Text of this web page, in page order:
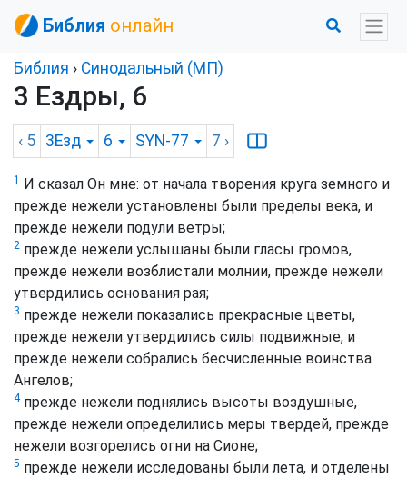
Библия онлайн
Библия › Синодальный (МП)
3 Ездры, 6
‹ 5 3Езд 6 SYN-77 7 ›
1
И сказал Он мне: от начала творения круга земного и
прежде нежели установлены были пределы века, и
прежде нежели подули ветры;
2 прежде нежели услышаны были гласы громов,
прежде нежели возблистали молнии, прежде нежели
утвердились основания рая;
3 прежде нежели показались прекрасные цветы,
прежде нежели утвердились силы подвижные, и
прежде нежели собрались бесчисленные воинства
Ангелов;
4прежде нежели поднялись высоты воздушные,
прежде нежели определились меры твердей, прежде
нежели возгорелись огни на Сионе;
5 прежде нежели исследованы были лета, и отделены